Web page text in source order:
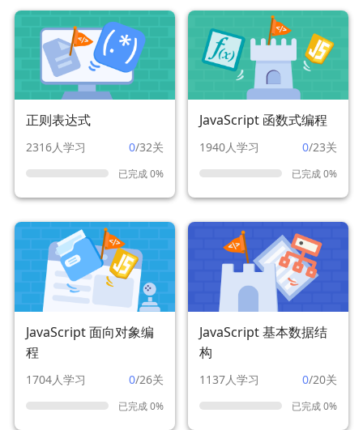
正则表达式
2316人学习 0/32关
已完成 0%
JavaScript 函数式编程
1940人学习 0/23关
已完成 0%
JavaScript 面向对象编
程
1704人学习 0/26关
已完成 0%
JavaScript 基本数据结
构
1137人学习 0/20关
已完成 0%